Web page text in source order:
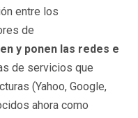
entre los
de
y ponen las redes e
de servicios que
(Yahoo, Google,
ahora como